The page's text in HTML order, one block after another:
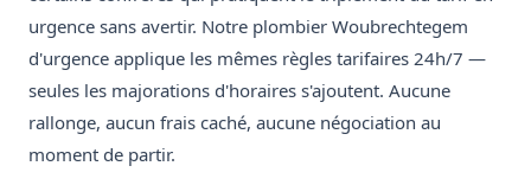
urgence sans avertir. Notre plombier Woubrechtegem
d'urgence applique les mêmes règles tarifaires 24h/7 —
seules les majorations d'horaires s'ajoutent. Aucune
rallonge, aucun frais caché, aucune négociation au
moment de partir.